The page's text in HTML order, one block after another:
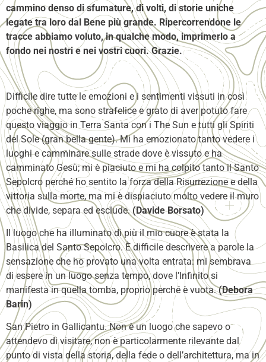
cammino denso di sfumature, di volti, di storie uniche
legate tra loro dal Bene più grande. Ripercorrendone le
tracce abbiamo voluto, in qualche modo, imprimerlo a
fondo nei nostri e nei vostri cuori. Grazie.
Difficile dire tutte le emozioni e i sentimenti vissuti in così
poche righe, ma sono strafelice e grato di aver potuto fare
questo viaggio in Terra Santa con i The Sun e tutti gli Spiriti
del Sole (gran bella gente). Mi ha emozionato tanto vedere i
luoghi e camminare sulle strade dove è vissuto e ha
camminato Gesù; mi è piaciuto e mi ha colpito tanto il Santo
Sepolcro perché ho sentito la forza della Risurrezione e della
vittoria sulla morte, ma mi è dispiaciuto molto vedere il muro
che divide, separa ed esclude.(Davide Borsato)
Il luogo che ha illuminato di più il mio cuore è stata la
Basilica del Santo Sepolcro. È difficile descrivere a parole la
sensazione che ho provato una volta entrata: mi sembrava
di essere in un luogo senza tempo, dove l’Infinito si
manifesta in quella tomba, proprio perché è vuota.(Debora
Barin)
San Pietro in Gallicantu. Non è un luogo che sapevo o
attendevo di visitare, non è particolarmente rilevante dal
punto di vista della storia, della fede o dell’architettura, ma in